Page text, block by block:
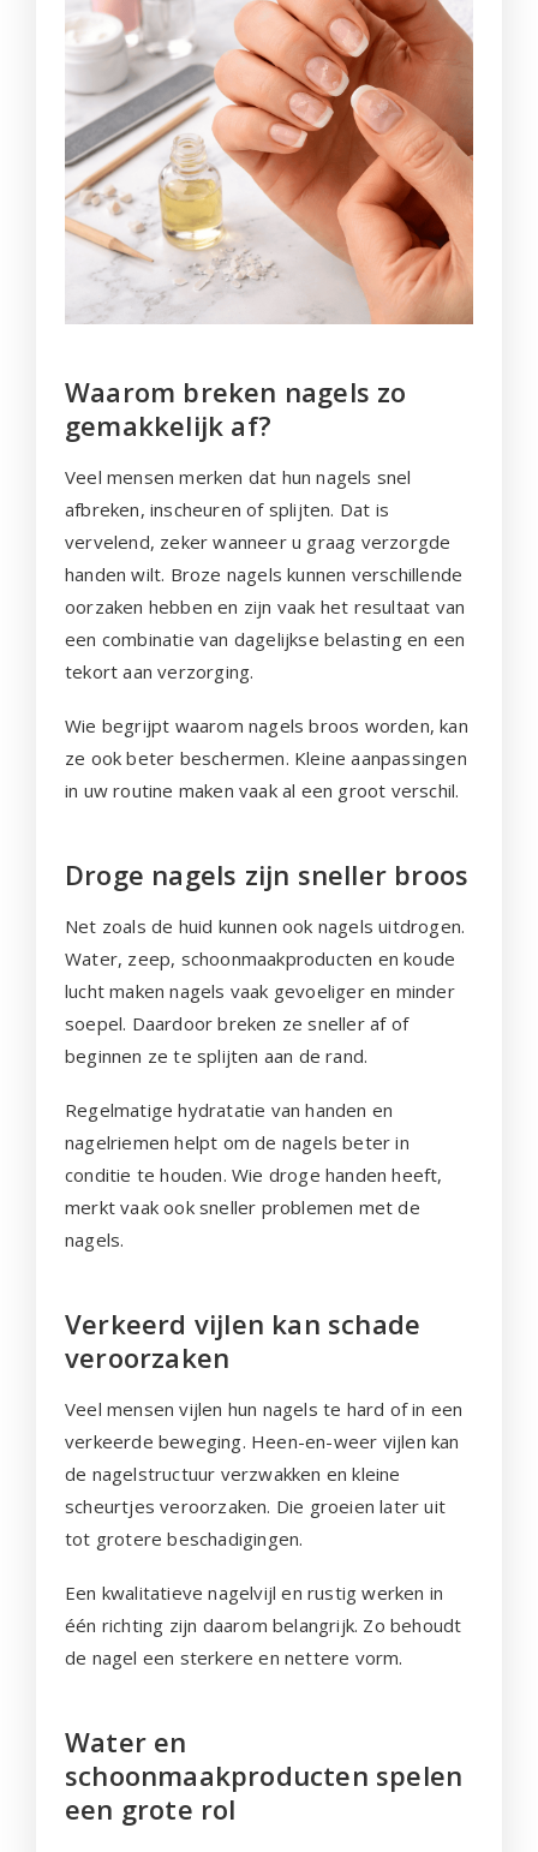
Waarom breken nagels zo
gemakkelijk af?
Veel mensen merken dat hun nagels snel
afbreken, inscheuren of splijten. Dat is
vervelend, zeker wanneer u graag verzorgde
handen wilt. Broze nagels kunnen verschillende
oorzaken hebben en zijn vaak het resultaat van
een combinatie van dagelijkse belasting en een
tekort aan verzorging.
Wie begrijpt waarom nagels broos worden, kan
ze ook beter beschermen. Kleine aanpassingen
in uw routine maken vaak al een groot verschil.
Droge nagels zijn sneller broos
Net zoals de huid kunnen ook nagels uitdrogen.
Water, zeep, schoonmaakproducten en koude
lucht maken nagels vaak gevoeliger en minder
soepel. Daardoor breken ze sneller af of
beginnen ze te splijten aan de rand.
Regelmatige hydratatie van handen en
nagelriemen helpt om de nagels beter in
conditie te houden. Wie droge handen heeft,
merkt vaak ook sneller problemen met de
nagels.
Verkeerd vijlen kan schade
veroorzaken
Veel mensen vijlen hun nagels te hard of in een
verkeerde beweging. Heen-en-weer vijlen kan
de nagelstructuur verzwakken en kleine
scheurtjes veroorzaken. Die groeien later uit
tot grotere beschadigingen.
Een kwalitatieve nagelvijl en rustig werken in
één richting zijn daarom belangrijk. Zo behoudt
de nagel een sterkere en nettere vorm.
Water en
schoonmaakproducten spelen
een grote rol